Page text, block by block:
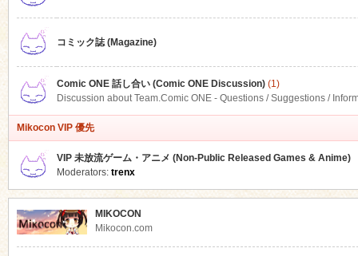
コミック誌 (Magazine)
Comic ONE 話し合い (Comic ONE Discussion)(1)
Discussion about Team.Comic ONE - Questions / Suggestions /
Mikocon VIP 優先
VIP 未放流ゲーム・アニメ (Non-Public Released Games & Anime)
Moderators: trenx
MIKOCON
Mikocon.com